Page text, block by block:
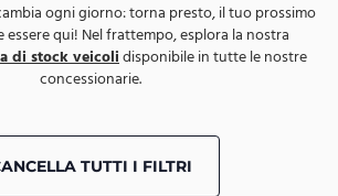
ogni giorno: torna presto, il tuo prossimo
qui! Nel frattempo, esplora la nostra
di stock veicolidisponibile in tutte le nostre
concessionarie.
TUTTI I FILTRI